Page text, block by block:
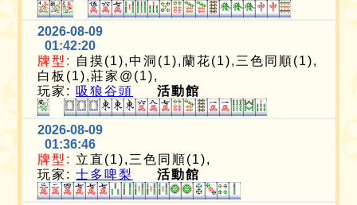
2026-08-09
01:42:20
牌型:
自摸(1),中洞(1),蘭花(1),三色同順(1),
白板(1),莊家@(1),
玩家: 吸狼谷頭 活動館
2026-08-09
01:36:46
牌型: 立直(1),三色同順(1),
玩家:士多啤梨 活動館